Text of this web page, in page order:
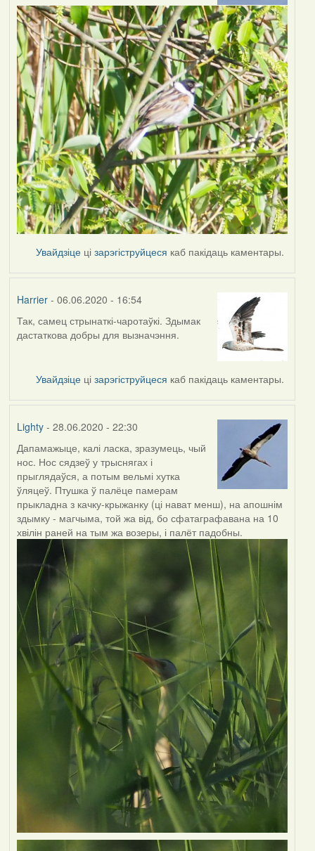
Увайдзіце цізарэгіструйцеся каб пакідаць каментары.
Harrier- 06.06.2020 - 16:54
In
reply
Lighty
Так, самец стрынаткі-чаротаўкі. Здымак
дастаткова добры для вызначэння.
Увайдзіце цізарэгіструйцеся каб пакідаць каментары.
Lighty- 28.06.2020 - 22:30
Дапамажыце, калі ласка, зразумець, чый
нос. Нос сядзеў у трыснягах і
прыглядаўся, а потым вельмі хутка
ўляцеў. Птушка ў палёце памерам
прыкладна з качку-крыжанку (ці нават менш), на апошнім
здымку - магчыма, той жа від, бо сфатаграфавана на 10
хвілін раней на тым жа возеры, і палёт падобны.